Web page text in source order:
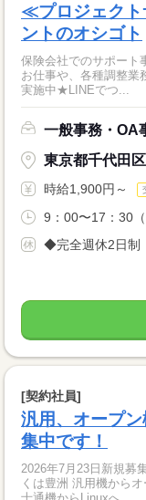
≪プロジェクト
ントのオシゴト
保険会社でのサポート
お仕事や、各種調整業
実施中★LINEでつ...
一般事務・OA
東京都千代田
時給1,900円～
9：00〜17：30
◆完全週休2日制
[契約社員]
汎用、オープ
集中です！
2026年7月23日新規募集中！ １，クレジット向け案
くは豊洲 汎用機から